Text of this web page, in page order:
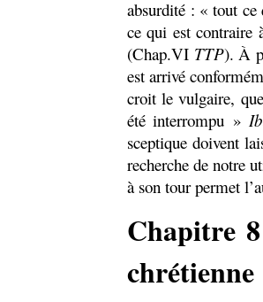
absurdité : « tout ce
ce qui est contraire
(Chap.VI TTP). À
est arrivé
croit le vulgaire,
été interrompu »
sceptique doivent
recherche de notre
à son tour permet
Chapitre
chrétienne